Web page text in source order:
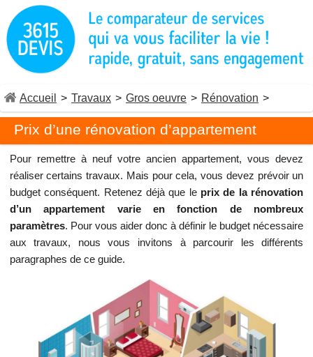
Accueil > Travaux > Gros oeuvre > Rénovation >
Prix d’une rénovation d’appartement
Pour remettre à neuf votre ancien appartement, vous devez
réaliser certains travaux. Mais pour cela, vous devez prévoir un
budget conséquent. Retenez déjà que leprix de la rénovation
d’un appartement varie en fonction de nombreux
paramètres. Pour vous aider donc à définir le budget nécessaire
aux travaux, nous vous invitons à parcourir les différents
paragraphes de ce guide.